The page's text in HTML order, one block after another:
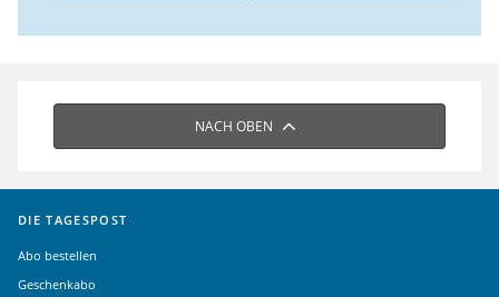
NACH OBEN
DIE TAGESPOST
Abo bestellen
Geschenkabo